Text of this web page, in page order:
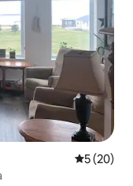
5 (20)